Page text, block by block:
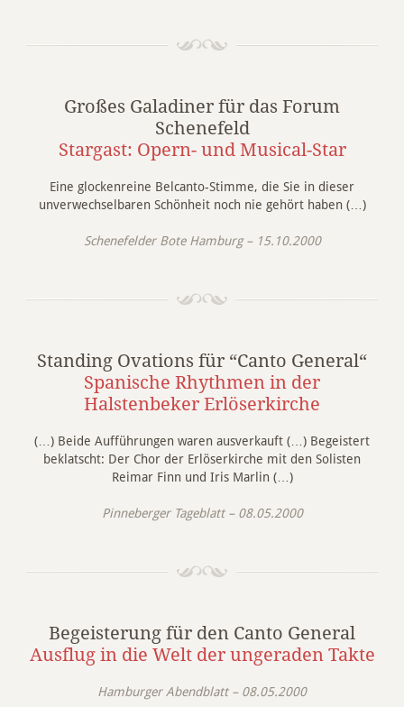
Großes Galadiner für das Forum
Schenefeld
Stargast: Opern- und Musical-Star
Eine glockenreine Belcanto-Stimme, die Sie in dieser
unverwechselbaren Schönheit noch nie gehört haben (…)
Schenefelder Bote Hamburg – 15.10.2000
Standing Ovations für “Canto General“
Spanische Rhythmen in der
Halstenbeker Erlöserkirche
(…) Beide Aufführungen waren ausverkauft (…) Begeistert
beklatscht: Der Chor der Erlöserkirche mit den Solisten
Reimar Finn und Iris Marlin (…)
Pinneberger Tageblatt – 08.05.2000
Begeisterung für den Canto General
Ausflug in die Welt der ungeraden Takte
Hamburger Abendblatt – 08.05.2000